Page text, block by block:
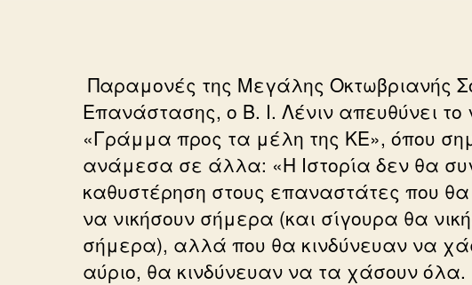
Παραμονές της Μεγάλης Οκτωβριανής
Επανάστασης, ο Β. Ι. Λένιν απευθύνει το
«Γράμμα προς τα μέλη της ΚΕ», όπου
ανάμεσα σε άλλα: «Η Ιστορία δεν θα
καθυστέρηση στους επαναστάτες που
να νικήσουν σήμερα (και σίγουρα θα
σήμερα), αλλά που θα κινδύνευαν να
αύριο, θα κινδύνευαν να τα χάσουν όλα.